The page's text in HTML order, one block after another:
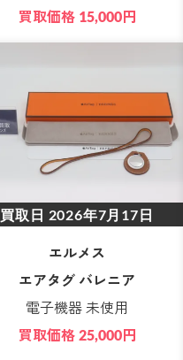
買取価格 15,000円
買取日 2026年7月17日
エルメス
エアタグ バレニア
電子機器 未使用
買取価格 25,000円